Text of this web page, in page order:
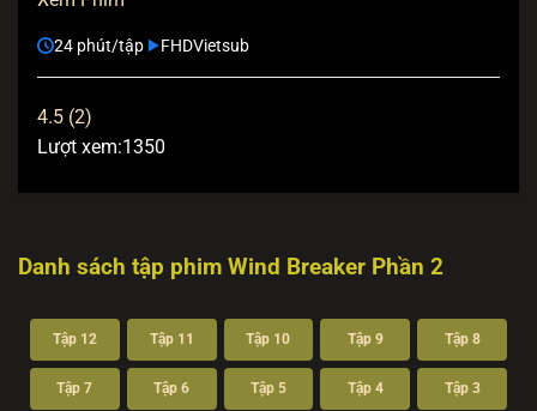
24 phút/tập FHDVietsub
4.5 (2)
Lượt xem:1350
Danh sách tập phim Wind Breaker Phần 2
Tập 12 Tập 11 Tập 10 Tập 9 Tập 8
Tập 7 Tập 6 Tập 5 Tập 4 Tập 3